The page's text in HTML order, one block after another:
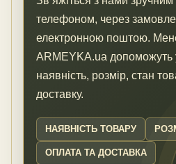
телефоном, через
електронною поштою.
ARMEYKA.ua допоможуть
наявність, розмір, стан
доставку.
НАЯВНІСТЬ ТОВАРУ
ОПЛАТА ТА ДОСТАВКА